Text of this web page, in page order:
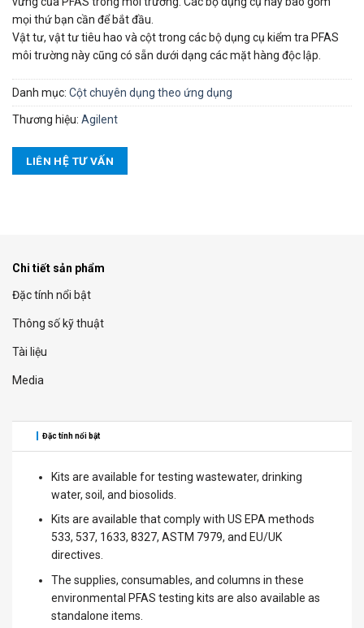
mọi thứ bạn cần để bắt đầu.
Vật tư, vật tư tiêu hao và cột trong các bộ dụng cụ kiểm tra PFAS
môi trường này cũng có sẵn dưới dạng các mặt hàng độc lập.
Danh mục: Cột chuyên dụng theo ứng dụng
Thương hiệu: Agilent
LIÊN HỆ TƯ VẤN
Chi tiết sản phẩm
Đặc tính nổi bật
Thông số kỹ thuật
Tài liệu
Media
Đặc tính nổi bật
Kits are available for testing wastewater, drinking
water, soil, and biosolids.
Kits are available that comply with US EPA methods
533, 537, 1633, 8327, ASTM 7979, and EU/UK
directives.
The supplies, consumables, and columns in these
environmental PFAS testing kits are also available as
standalone items.